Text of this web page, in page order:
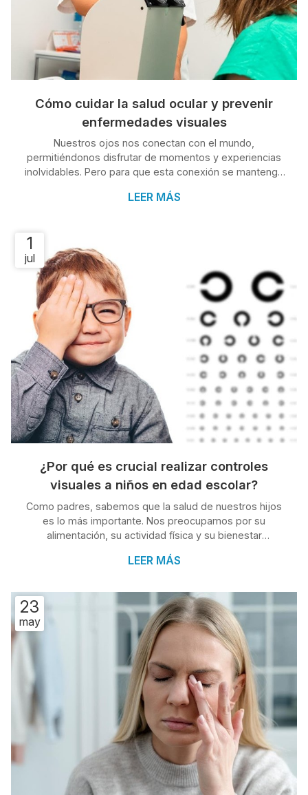
Cómo cuidar la salud ocular y prevenir
enfermedades visuales
Nuestros ojos nos conectan con el mundo,
permitiéndonos disfrutar de momentos y experiencias
inolvidables. Pero para que esta conexión se mantenga
merecen. La salud ocular va más allá de la visión
hábitos simples, pero efectivos. ¿Has llegado hasta aquí
porque necesitas saber cómo hacerlo? Te lo contamos
desde el servicio de oftalmo...
LEER MÁS
1
jul
¿Por qué es crucial realizar controles
visuales a niños en edad escolar?
Como padres, sabemos que la salud de nuestros hijos
es lo más importante. Nos preocupamos por su
alimentación, su actividad física y su bienestar
alto un aspecto fundamental de su salud: la visión. La
de los niños. A través de ella los niños aprenden a leer,
escribir, explorar el mundo que les rodea y relacionarse
con los demás. En este nuevo artículo, desde Clínica
Condado, centro méd...
LEER MÁS
23
may